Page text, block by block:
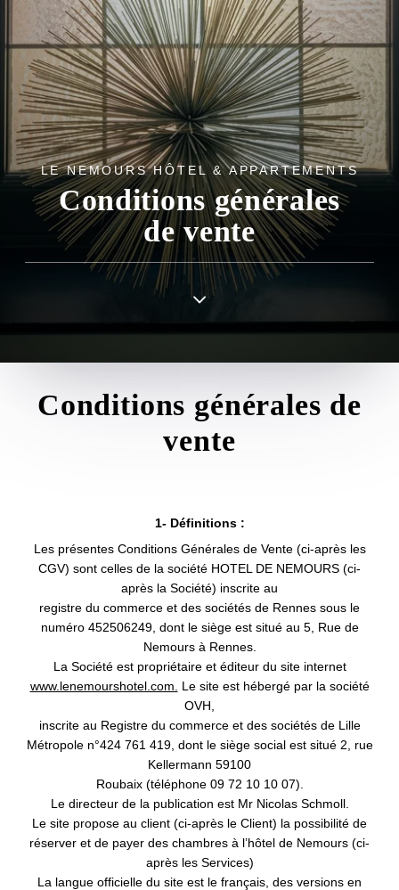
LE NEMOURS HÔTEL & APPARTEMENTS
Conditions générales
de vente
Conditions générales de
vente
1- Définitions :
Les présentes Conditions Générales de Vente (ci-après les
CGV) sont celles de la société HOTEL DE NEMOURS (ci-
après la Société) inscrite au
registre du commerce et des sociétés de Rennes sous le
numéro 452506249, dont le siège est situé au 5, Rue de
Nemours à Rennes.
La Société est propriétaire et éditeur du site internet
www.lenemourshotel.com.
Le site est hébergé par la société
OVH,
inscrite au Registre du commerce et des sociétés de Lille
Métropole n°424 761 419, dont le siège social est situé 2, rue
Kellermann 59100
Roubaix (téléphone 09 72 10 10 07).
Le directeur de la publication est Mr Nicolas Schmoll.
Le site propose au client (ci-après le Client) la possibilité de
réserver et de payer des chambres à l’hôtel de Nemours (ci-
après les Services)
La langue officielle du site est le français, des versions en